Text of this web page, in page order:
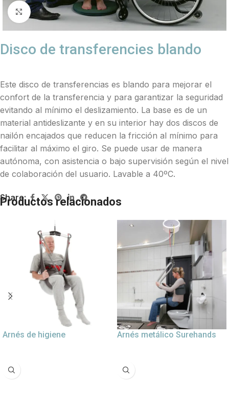
Click to enlarge
Disco de transferencies blando
Este disco de transferencias es blando para mejorar el
confort de la transferencia y para garantizar la seguridad
evitando al mínimo el deslizamiento. La base es de un
material antideslizante y en su interior hay dos discos de
nailón encajados que reducen la fricción al mínimo para
facilitar al máximo el giro. Se puede usar de manera
autónoma, con asistencia o bajo supervisión según el nivel
de colaboración del usuario. Lavable a 40ºC.
Share:
Productos relacionados
Arnés de higiene Arnés metálico Surehands